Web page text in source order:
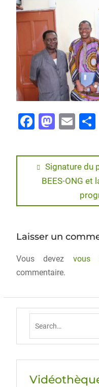
F
c
e
b
o
k
M
st
o
d
o
E
ai
l
P
Signature du
BEES-ONG et
Laisser un
Vous devezvous
commentaire.